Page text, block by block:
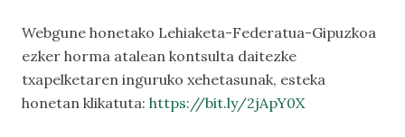
Webgune honetako Lehiaketa-Federatua-Gipuzkoa
ezker horma atalean kontsulta daitezke
txapelketaren inguruko xehetasunak, esteka
honetan klikatuta: https://bit.ly/2jApY0X